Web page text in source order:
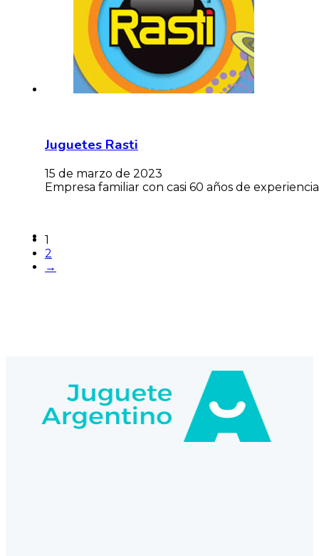
Juguetes Rasti
15 de marzo de 2023
Empresa familiar con casi 60 años de
1
2
→